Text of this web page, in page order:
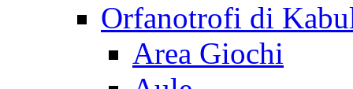
Orfanotrofi di
Area Giochi